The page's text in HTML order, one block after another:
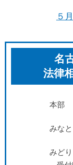
５
名
法律
本部
みなと
みどり